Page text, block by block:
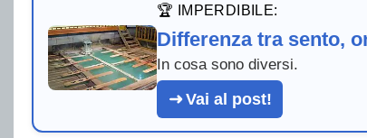
🏆 IMPERDIBILE:
Differenza tra sento,
In cosa sono diversi.
Vai al post!